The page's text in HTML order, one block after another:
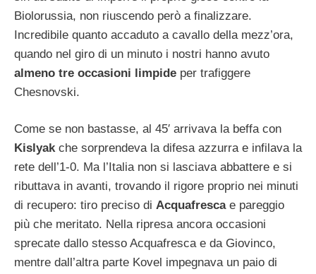
Biolorussia, non riuscendo però a finalizzare.
Incredibile quanto accaduto a cavallo della mezz’ora,
quando nel giro di un minuto i nostri hanno avuto
almeno tre occasioni limpide per trafiggere
Chesnovski.
Come se non bastasse, al 45′ arrivava la beffa con
Kislyakche sorprendeva la difesa azzurra e infilava la
rete dell’1-0. Ma l’Italia non si lasciava abbattere e si
ributtava in avanti, trovando il rigore proprio nei minuti
di recupero: tiro preciso di Acquafrescae pareggio
più che meritato. Nella ripresa ancora occasioni
sprecate dallo stesso Acquafresca e da Giovinco,
mentre dall’altra parte Kovel impegnava un paio di